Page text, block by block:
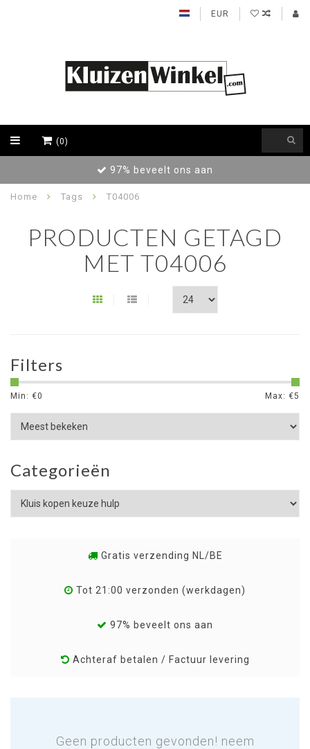
EUR
(0)
97% beveelt ons aan
Home Tags T04006
PRODUCTEN GETAGD
MET T04006
Filters
Min: €0 Max: €5
Categorieën
Gratis verzending NL/BE
Tot 21:00 verzonden (werkdagen)
97% beveelt ons aan
Achteraf betalen / Factuur levering
Geen producten gevonden! neem